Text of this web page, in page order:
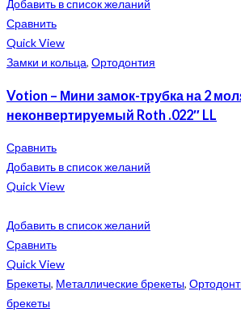
Добавить в список желаний
Сравнить
Quick View
Замки и кольца, Ортодонтия
Votion – Мини замок-трубка на 2
неконвертируемый Roth .022″ LL
Сравнить
Добавить в список желаний
Quick View
Добавить в список желаний
Сравнить
Quick View
Брекеты, Металлические брекеты,
брекеты